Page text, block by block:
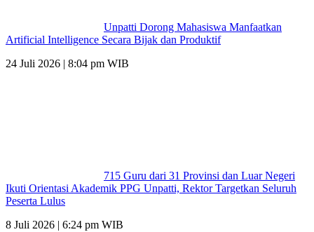
Unpatti Dorong Mahasiswa Manfaatkan
Artificial Intelligence Secara Bijak dan Produktif
24 Juli 2026 | 8:04 pm WIB
715 Guru dari 31 Provinsi dan Luar Negeri
Ikuti Orientasi Akademik PPG Unpatti, Rektor Targetkan Seluruh
Peserta Lulus
8 Juli 2026 | 6:24 pm WIB